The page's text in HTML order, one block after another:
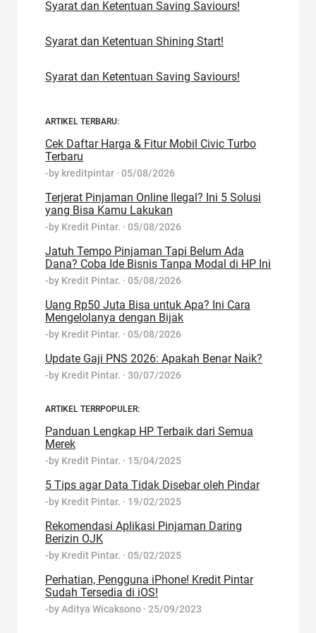
Syarat dan Ketentuan Saving Saviours!
Syarat dan Ketentuan Shining Start!
Syarat dan Ketentuan Saving Saviours!
ARTIKEL TERBARU:
Cek Daftar Harga & Fitur Mobil Civic Turbo
Terbaru
-by kreditpintar · 05/08/2026
Terjerat Pinjaman Online Ilegal? Ini 5 Solusi
yang Bisa Kamu Lakukan
-by Kredit Pintar. · 05/08/2026
Jatuh Tempo Pinjaman Tapi Belum Ada
Dana? Coba Ide Bisnis Tanpa Modal di HP Ini
-by Kredit Pintar. · 05/08/2026
Uang Rp50 Juta Bisa untuk Apa? Ini Cara
Mengelolanya dengan Bijak
-by Kredit Pintar. · 05/08/2026
Update Gaji PNS 2026: Apakah Benar Naik?
-by Kredit Pintar. · 30/07/2026
ARTIKEL TERRPOPULER:
Panduan Lengkap HP Terbaik dari Semua
Merek
-by Kredit Pintar. · 15/04/2025
5 Tips agar Data Tidak Disebar oleh Pindar
-by Kredit Pintar. · 19/02/2025
Rekomendasi Aplikasi Pinjaman Daring
Berizin OJK
-by Kredit Pintar. · 05/02/2025
Perhatian, Pengguna iPhone! Kredit Pintar
Sudah Tersedia di iOS!
-byAditya Wicaksono · 25/09/2023